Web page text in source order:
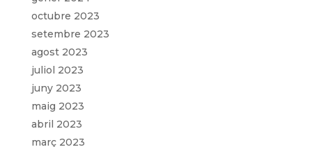
octubre 2023
setembre 2023
agost 2023
juliol 2023
juny 2023
maig 2023
abril 2023
març 2023